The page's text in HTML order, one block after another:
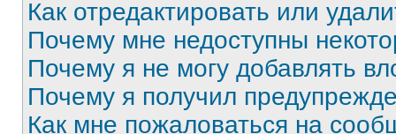
Как отредактировать или
Почему мне недоступны
Почему я не могу добавлять
Почему я получил
Как мне пожаловаться на